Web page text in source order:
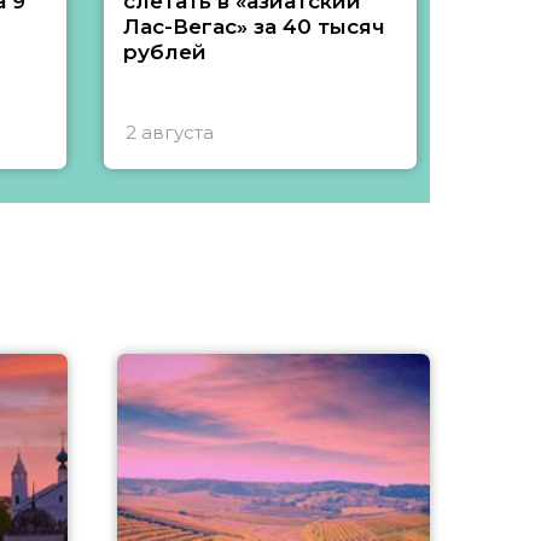
Лас-Вегас» за 40 тысяч
рублей
2 августа